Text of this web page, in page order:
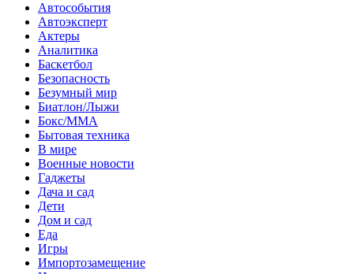
Автособытия
Автоэксперт
Актеры
Аналитика
Баскетбол
Безопасность
Безумный мир
Биатлон/Лыжи
Бокс/MMA
Бытовая техника
В мире
Военные новости
Гаджеты
Дача и сад
Дети
Дом и сад
Еда
Игры
Импортозамещение